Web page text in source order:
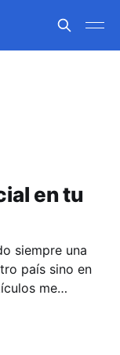
en tu
siempre una
país sino en